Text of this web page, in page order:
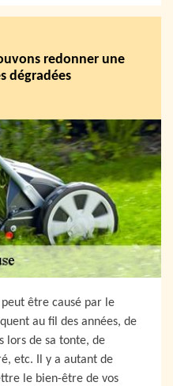
redonner une
dégradées
peut être causé par le
au fil des années, de
lors de sa tonte, de
etc. Il y a autant de
le bien-être de vos